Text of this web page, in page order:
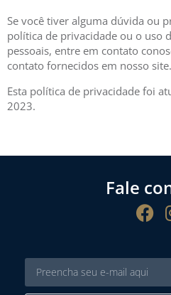
Se você tiver alguma dúvida ou
política de privacidade ou o uso
pessoais, entre em contato
contato fornecidos em nosso site.
Esta política de privacidade foi
2023.
Fale